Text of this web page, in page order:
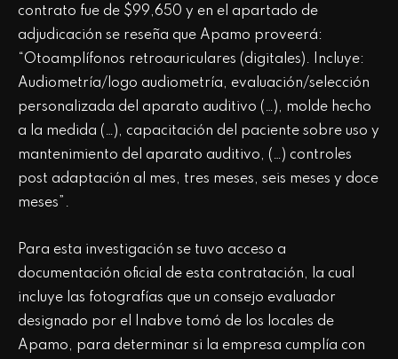
contrato fue de $99,650 y en el apartado de
adjudicación se reseña que Apamo proveerá:
“Otoamplífonos retroauriculares (digitales). Incluye:
Audiometría/logo audiometría, evaluación/selección
personalizada del aparato auditivo (…), molde hecho
a la medida (…), capacitación del paciente sobre uso y
mantenimiento del aparato auditivo, (…) controles
post adaptación al mes, tres meses, seis meses y doce
meses”.
Para esta investigación se tuvo acceso a
documentación oficial de esta contratación, la cual
incluye las fotografías que un consejo evaluador
designado por el Inabve tomó de los locales de
Apamo, para determinar si la empresa cumplía con